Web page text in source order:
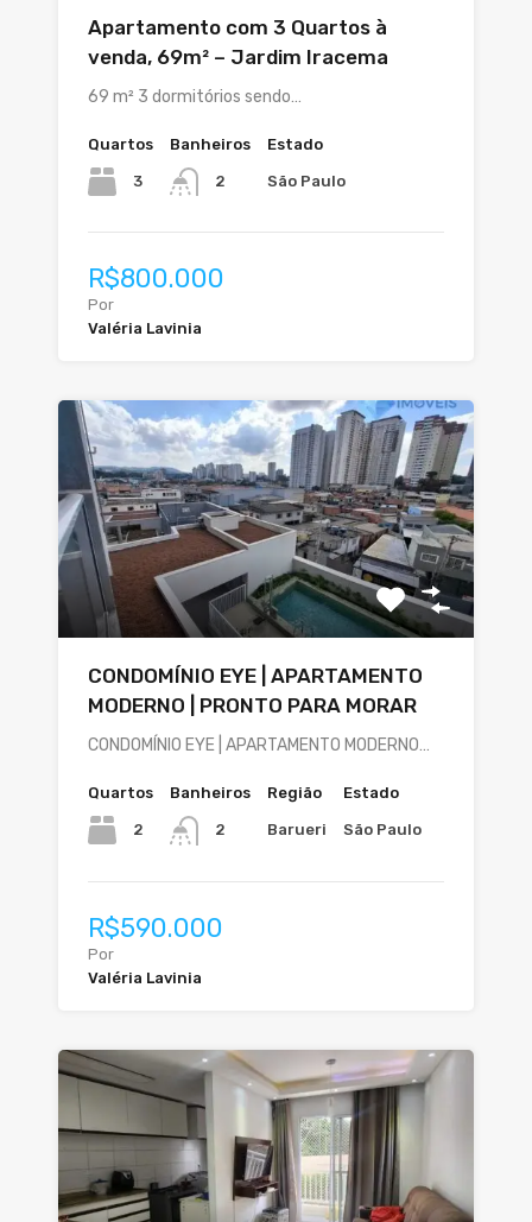
Apartamento com 3 Quartos à
venda, 69m² – Jardim Iracema
69 m² 3 dormitórios sendo…
Quartos
3
Banheiros
2
Estado
São Paulo
R$800.000
Por
Valéria Lavinia
CONDOMÍNIO EYE | APARTAMENTO
MODERNO | PRONTO PARA MORAR
CONDOMÍNIO EYE | APARTAMENTO MODERNO…
Quartos
2
Banheiros
2
Região
Barueri
Estado
São Paulo
R$590.000
Por
Valéria Lavinia